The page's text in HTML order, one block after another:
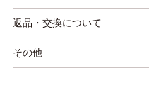
返品・交換について
その他